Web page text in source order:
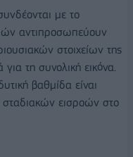
με το
αντιπροσωπεύουν
στοιχείων της
τη συνολική εικόνα.
βαθμίδα είναι
σταδιακών εισροών στο